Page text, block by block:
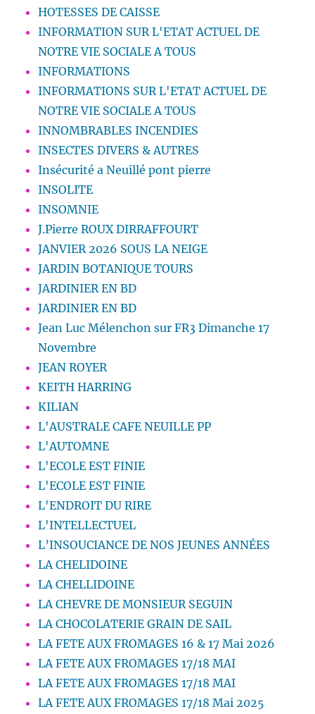
HOTESSES DE CAISSE
INFORMATION SUR L'ETAT ACTUEL DE
NOTRE VIE SOCIALE A TOUS
INFORMATIONS
INFORMATIONS SUR L'ETAT ACTUEL DE
NOTRE VIE SOCIALE A TOUS
INNOMBRABLES INCENDIES
INSECTES DIVERS & AUTRES
Insécurité a Neuillé pont pierre
INSOLITE
INSOMNIE
J.Pierre ROUX DIRRAFFOURT
JANVIER 2026 SOUS LA NEIGE
JARDIN BOTANIQUE TOURS
JARDINIER EN BD
JARDINIER EN BD
Jean Luc Mélenchon sur FR3 Dimanche 17
Novembre
JEAN ROYER
KEITH HARRING
KILIAN
L'AUSTRALE CAFE NEUILLE PP
L'AUTOMNE
L'ECOLE EST FINIE
L'ECOLE EST FINIE
L'ENDROIT DU RIRE
L'INTELLECTUEL
L’INSOUCIANCE DE NOS JEUNES ANNÉES
LA CHELIDOINE
LA CHELLIDOINE
LA CHEVRE DE MONSIEUR SEGUIN
LA CHOCOLATERIE GRAIN DE SAIL
LA FETE AUX FROMAGES 16 & 17 Mai 2026
LA FETE AUX FROMAGES 17/18 MAI
LA FETE AUX FROMAGES 17/18 MAI
LA FETE AUX FROMAGES 17/18 Mai 2025